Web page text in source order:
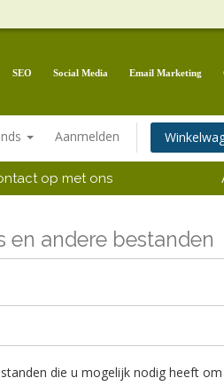
SEO Social Media Email Marketing
Aanmelden
op met ons
en andere bestanden
die u mogelijk nodig heeft